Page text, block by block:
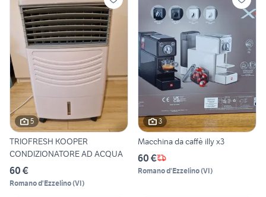
5
TRIOFRESH KOOPER
CONDIZIONATORE AD ACQUA
60 €
Romano d'Ezzelino(VI)
3
Macchina da caffè illy x3
60 €
Romano d'Ezzelino(VI)